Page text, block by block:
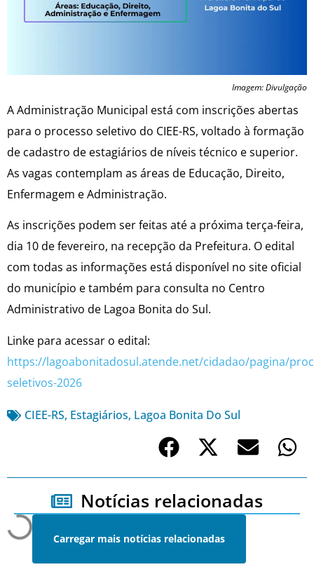
Imagem: Divulgação
A Administração Municipal está com inscrições abertas
para o processo seletivo do CIEE-RS, voltado à formação
de cadastro de estagiários de níveis técnico e superior.
As vagas contemplam as áreas de Educação, Direito,
Enfermagem e Administração.
As inscrições podem ser feitas até a próxima terça-feira,
dia 10 de fevereiro, na recepção da Prefeitura. O edital
com todas as informações está disponível no site oficial
do município e também para consulta no Centro
Administrativo de Lagoa Bonita do Sul.
Linke para acessar o edital:
https://lagoabonitadosul.atende.net/cidadao/pagina/
seletivos-2026
CIEE-RS, Estagiários, Lagoa Bonita Do Sul
Notícias relacionadas
Carregar mais notícias relacionadas